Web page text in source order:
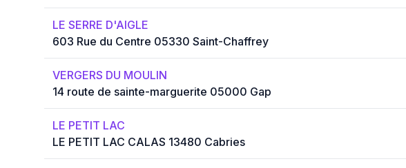
LE SERRE D'AIGLE
603 Rue du Centre 05330 Saint-Chaffrey
VERGERS DU MOULIN
14 route de sainte-marguerite 05000 Gap
LE PETIT LAC
LE PETIT LAC CALAS 13480 Cabries